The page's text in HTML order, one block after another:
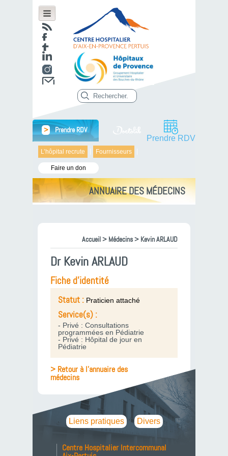
L’hôpital recrute Fournisseurs
Faire un don
> Prendre RDV
Prendre RDV
ANNUAIRE DES MÉDECINS
Accueil> Médecins> Kevin ARLAUD
Dr Kevin ARLAUD
Fiche d'identité
Statut : Praticien attaché
Service(s) :
- Privé : Consultations
programmées en Pédiatrie
- Privé : Hôpital de jour en
Pédiatrie
> Retour à l'annuaire des
médecins
Liens pratiques Divers
Centre Hospitalier Intercommunal